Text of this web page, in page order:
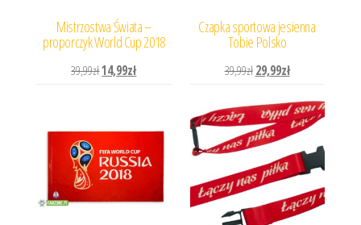
Mistrzostwa Świata –
proporczyk World Cup 2018
39,99złPierwotna cena wynosiła: 39,99zł.
14,99złAktualna cena wynosi: 14,99zł.
Czapka sportowa jesienna
Tobie Polsko
39,99zł Pierwotna cena wynosiła:
29,99złAktualna cena